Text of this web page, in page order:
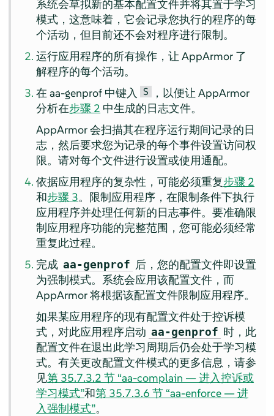
系统会草拟新的基本配置文件并将其置于学习
模式，这意味着，它会记录您执行的程序的每
个活动，但目前还不会对程序进行限制。
运行应用程序的所有操作，让AppArmor 了
解程序的每个活动。
在 aa-genprof 中键入 S ，以便让AppArmor
分析在步骤 2 中生成的日志文件。
AppArmor会扫描其在程序运行期间记录的日
志，然后要求您为记录的每个事件设置访问权
限。请对每个文件进行设置或使用通配。
依据应用程序的复杂性，可能必须重复步骤 2
和步骤 3。限制应用程序，在限制条件下执行
应用程序并处理任何新的日志事件。要准确限
制应用程序功能的完整范围，您可能必须经常
重复此过程。
完成 aa-genprof 后，您的配置文件即设置
为强制模式。系统会应用该配置文件，而
AppArmor将根据该配置文件限制应用程序。
如果某应用程序的现有配置文件处于控诉模
式，对此应用程序启动 aa-genprof 时，此
配置文件在退出此学习周期后仍会处于学习模
式。有关更改配置文件模式的更多信息，请参
见第 35.7.3.2 节 “aa-complain — 进入控诉或
学习模式”和第 35.7.3.6 节 “aa-enforce — 进
入强制模式”。